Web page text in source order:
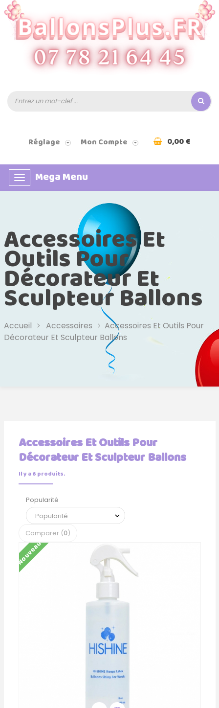
Réglage Mon Compte 0,00 €
Basculer
la
Mega Menu
Accessoires Et
Outils Pour
Décorateur Et
Sculpteur Ballons
Accueil Accessoires
Accessoires Et Outils Pour
Décorateur Et Sculpteur Ballons
Accessoires Et Outils Pour
Décorateur Et Sculpteur Ballons
Il y a 6 produits.
Popularité
Comparer (0)
Nouveau